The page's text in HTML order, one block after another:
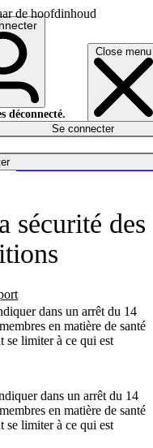
de hoofdinhoud
Close menu
déconnecté.
Se connecter
sécurité des
dans un arrêt du 14
en matière de santé
se limiter à ce qui est
dans un arrêt du 14
en matière de santé
se limiter à ce qui est